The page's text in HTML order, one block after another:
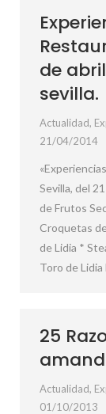
de
sevilla.
Actualidad,
21/04/2014
Sevilla, del
de Frutos
Croquetas
de Lidia *
Toro de
25
Actualidad,
01/10/2013